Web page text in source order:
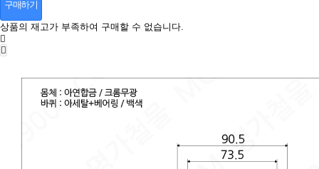
구매하기
상품의 재고가 부족하여 구매할 수 없습니다.